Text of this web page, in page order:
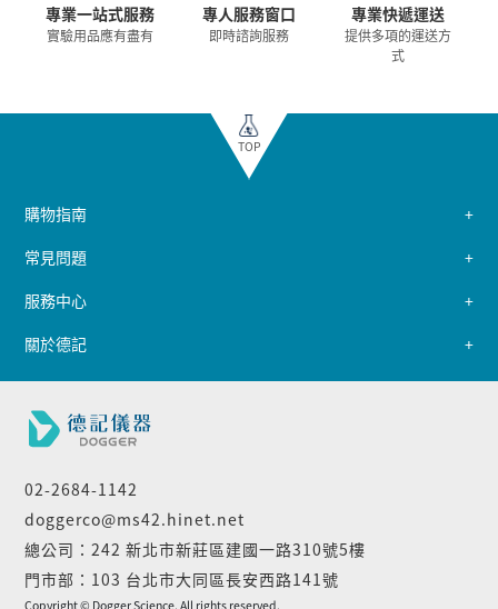
專業一站式服務
實驗用品應有盡有
專人服務窗口
即時諮詢服務
專業快遞運送
提供多項的運送方
式
TOP
02-2684-1142
doggerco@ms42.hinet.net
總公司：242 新北市新莊區建國一路310號5樓
門市部：103 台北市大同區長安西路141號
購物指南
常見問題
服務中心
關於德記
Copyright © Dogger Science. All rights reserved.